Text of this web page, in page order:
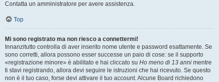
Contatta un amministratore per avere assistenza.
Top
Mi sono registrato ma non riesco a connettermi!
Innanzitutto controlla di aver inserito nome utente e password esattamente. Se
sono corretti, allora possono esser successe un paio di cose: se il supporto
«registrazione minore» è abilitato e hai cliccato su Ho meno di 13 anni mentre
ti stavi registrando, allora devi seguire le istruzioni che hai ricevuto. Se questo
non è il tuo caso, forse devi attivare il tuo account. Alcune Board richiedono